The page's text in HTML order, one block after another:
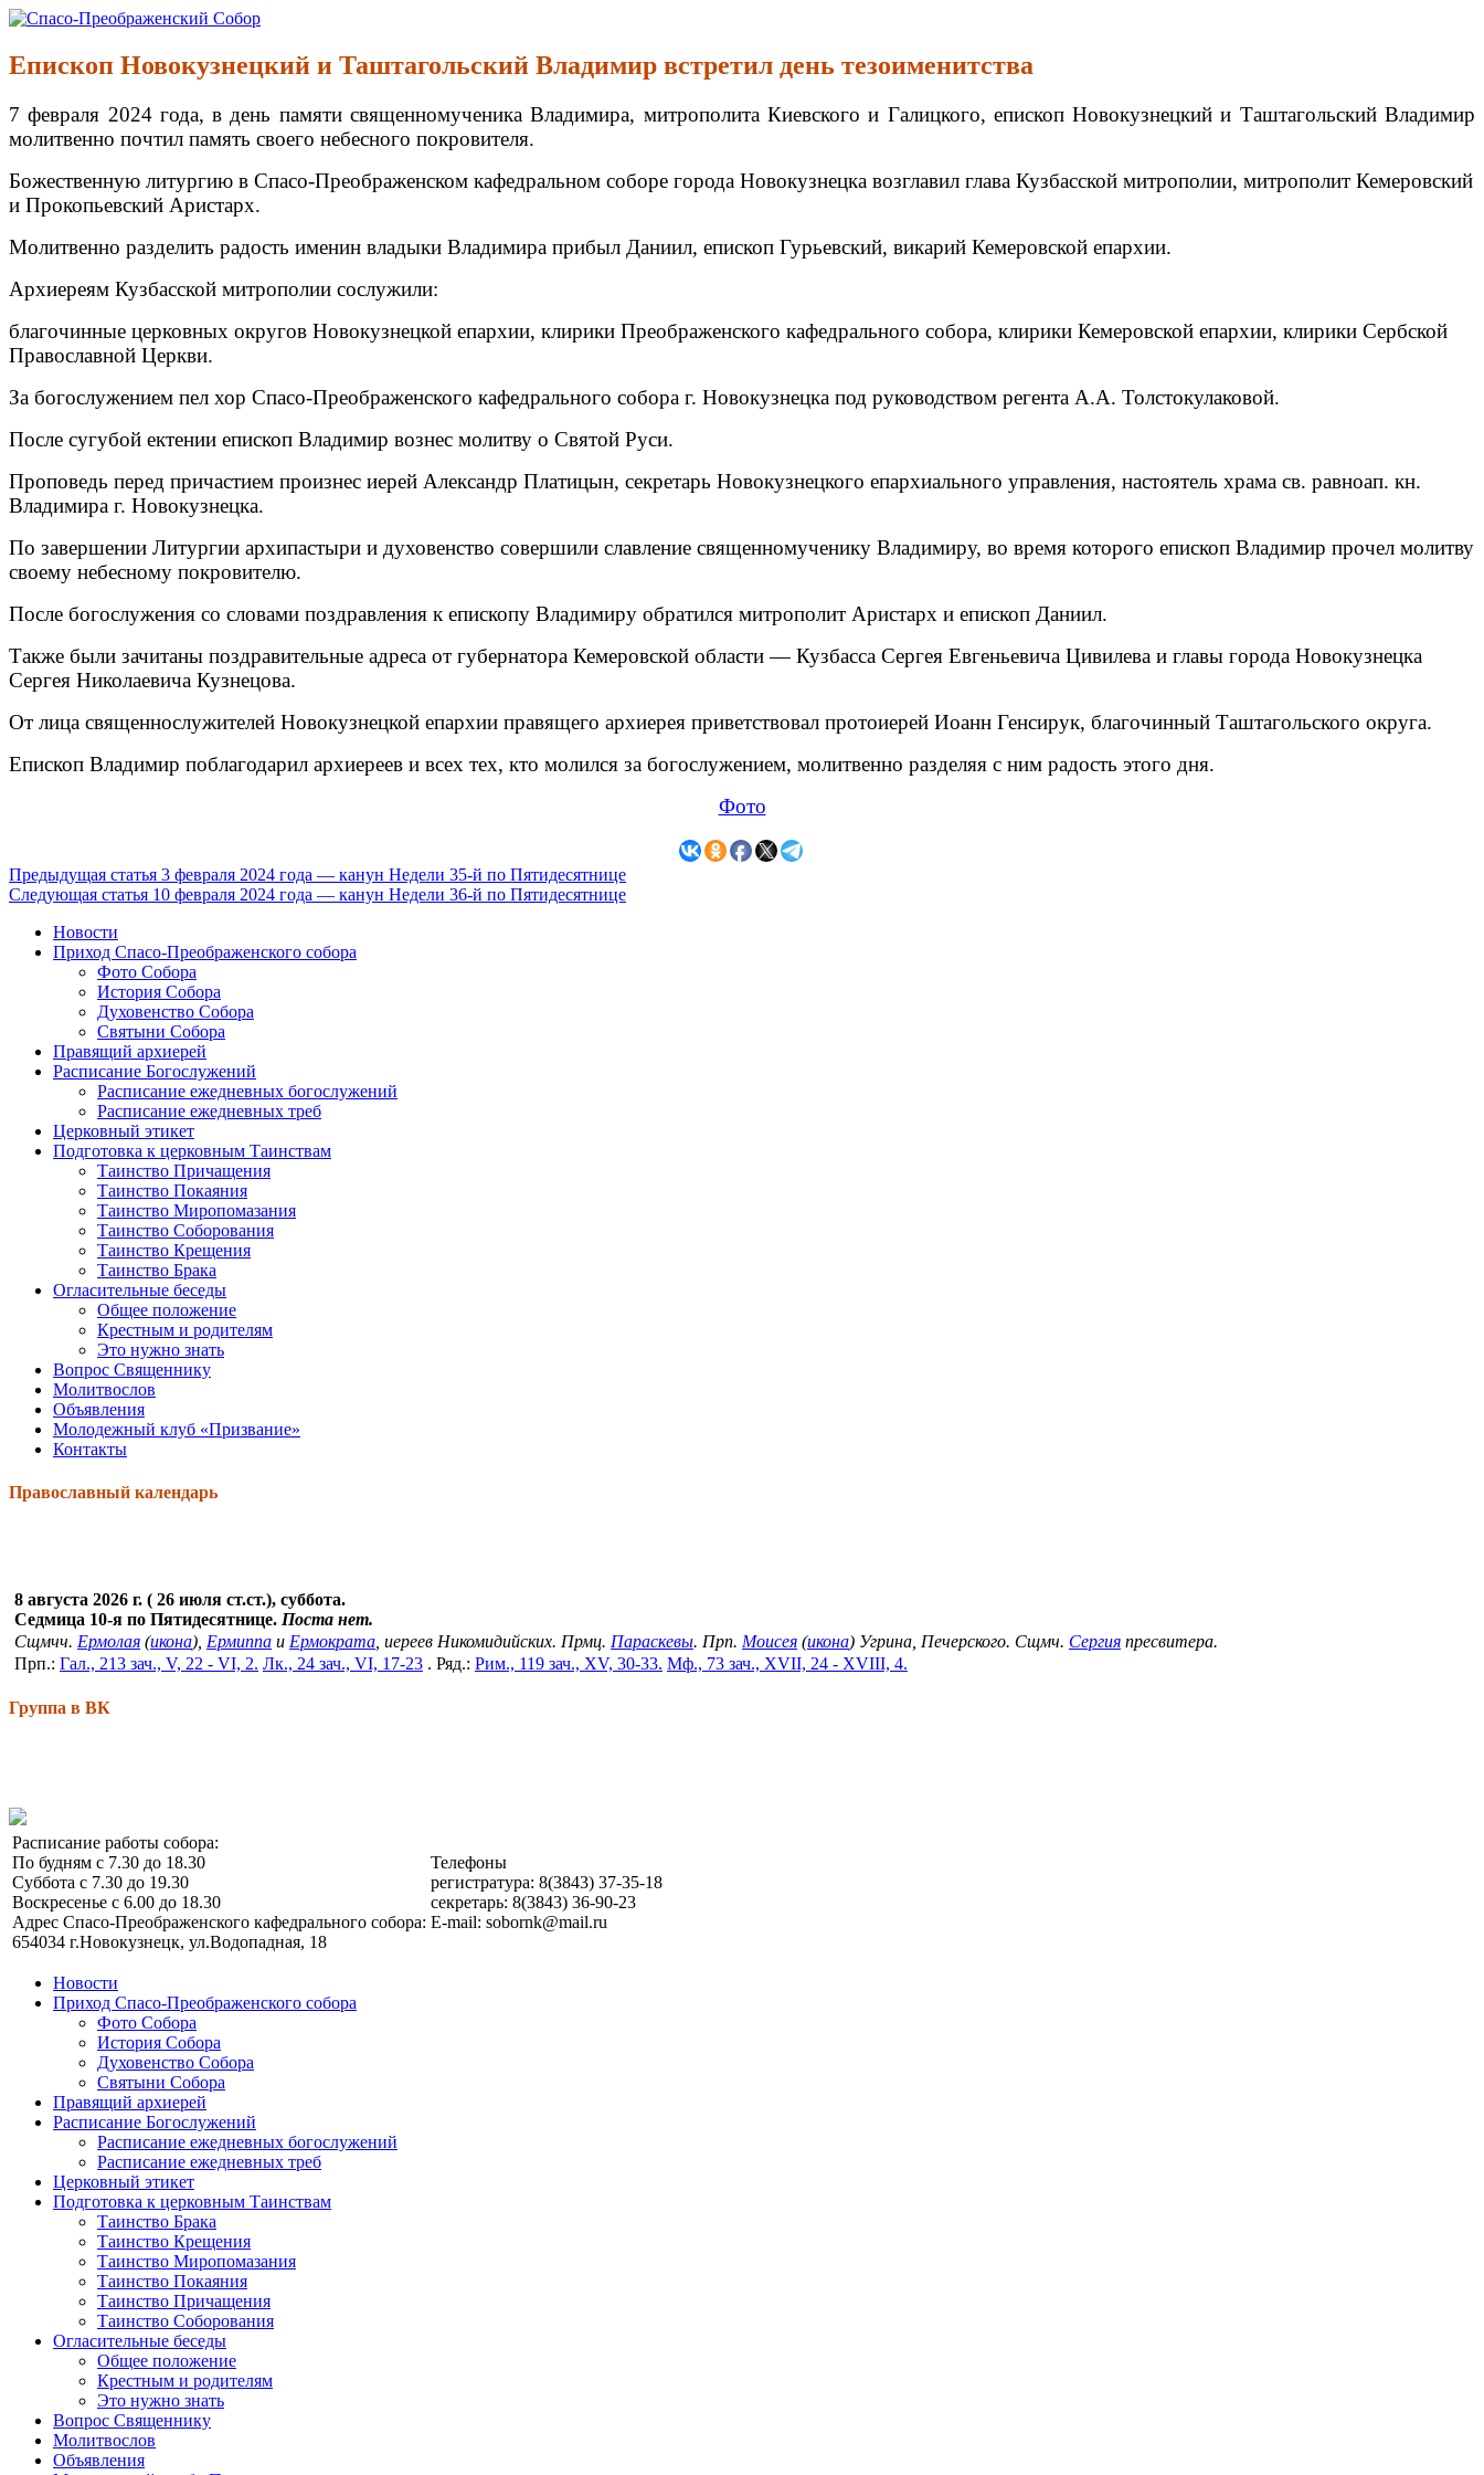
Перейти
содержимому
Спасо-Преображенский Собор
Спасо-Преображенский кафедральный Собор Новокузнецк
Епископ Новокузнецкий и Таштагольский Владимир встретил день тезоименитства
7 февраля 2024 года, в день памяти священномученика Владимира, митрополита Киевского и Галицкого, епископ Новокузнецкий и Таштагольский Владимир
молитвенно почтил память своего небесного покровителя.
Божественную литургию в Спасо-Преображенском кафедральном соборе города Новокузнецка возглавил глава Кузбасской митрополии, митрополит Кемеровский
и Прокопьевский Аристарх.
Молитвенно разделить радость именин владыки Владимира прибыл Даниил, епископ Гурьевский, викарий Кемеровской епархии.
Архиереям Кузбасской митрополии сослужили:
благочинные церковных округов Новокузнецкой епархии, клирики Преображенского кафедрального собора, клирики Кемеровской епархии, клирики Сербской
Православной Церкви.
За богослужением пел хор Спасо-Преображенского кафедрального собора г. Новокузнецка под руководством регента А.А. Толстокулаковой.
После сугубой ектении епископ Владимир вознес молитву о Святой Руси.
Проповедь перед причастием произнес иерей Александр Платицын, секретарь Новокузнецкого епархиального управления, настоятель храма св. равноап. кн.
Владимира г. Новокузнецка.
По завершении Литургии архипастыри и духовенство совершили славление священномученику Владимиру, во время которого епископ Владимир прочел молитву
своему небесному покровителю.
После богослужения со словами поздравления к епископу Владимиру обратился митрополит Аристарх и епископ Даниил.
Также были зачитаны поздравительные адреса от губернатора Кемеровской области — Кузбасса Сергея Евгеньевича Цивилева и главы города Новокузнецка
Сергея Николаевича Кузнецова.
От лица священнослужителей Новокузнецкой епархии правящего архиерея приветствовал протоиерей Иоанн Генсирук, благочинный Таштагольского округа.
Епископ Владимир поблагодарил архиереев и всех тех, кто молился за богослужением, молитвенно разделяя с ним радость этого дня.
Фото
Продолжить
чтение
Предыдущая статья 3 февраля 2024 года — канун Недели 35-й по Пятидесятнице
Следующая статья 10 февраля 2024 года — канун Недели 36-й по Пятидесятнице
Новости
Приход Спасо-Преображенского собора
Фото Собора
История Собора
Духовенство Собора
Святыни Собора
Правящий архиерей
Расписание Богослужений
Расписание ежедневных богослужений
Расписание ежедневных треб
Церковный этикет
Подготовка к церковным Таинствам
Таинство Причащения
Таинство Покаяния
Таинство Миропомазания
Таинство Соборования
Таинство Крещения
Таинство Брака
Огласительные беседы
Общее положение
Крестным и родителям
Это нужно знать
Вопрос Священнику
Молитвослов
Объявления
Молодежный клуб «Призвание»
Контакты
Православный календарь
8 августа 2026 г. ( 26 июля ст.ст.), суббота.
Седмица 10-я по Пятидесятнице. Поста нет.
Сщмчч. Ермолая (икона), Ермиппа и Ермократа , иереев Никомидийских. Прмц. Параскевы. Прп. Моисея (икона) Угрина, Печерского. Сщмч. Сергия пресвитера.
Прп.: Гал., 213 зач., V, 22 - VI, 2. Лк., 24 зач., VI, 17-23 . Ряд.: Рим., 119 зач., XV, 30-33. Мф., 73 зач., XVII, 24 - XVIII, 4.
Группа в ВК
Расписание работы собора:
По будням с 7.30 до 18.30
Суббота с 7.30 до 19.30
Воскресенье с 6.00 до 18.30
Адрес Спасо-Преображенского кафедрального собора:
654034 г.Новокузнецк, ул.Водопадная, 18
Телефоны
регистратура: 8(3843) 37-35-18
секретарь: 8(3843) 36-90-23
E-mail: sobornk@mail.ru
Новости
Приход Спасо-Преображенского собора
Фото Собора
История Собора
Духовенство Собора
Святыни Собора
Правящий архиерей
Расписание Богослужений
Расписание ежедневных богослужений
Расписание ежедневных треб
Церковный этикет
Подготовка к церковным Таинствам
Таинство Брака
Таинство Крещения
Таинство Миропомазания
Таинство Покаяния
Таинство Причащения
Таинство Соборования
Огласительные беседы
Общее положение
Крестным и родителям
Это нужно знать
Вопрос Священнику
Молитвослов
Объявления